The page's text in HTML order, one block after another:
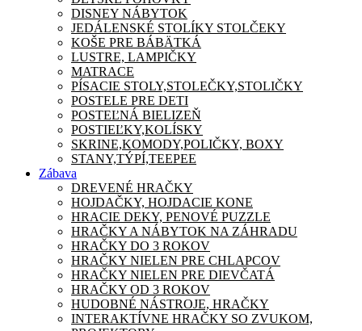
DISNEY NÁBYTOK
JEDÁLENSKÉ STOLÍKY STOLČEKY
KOŠE PRE BÁBÄTKÁ
LUSTRE, LAMPIČKY
MATRACE
PÍSACIE STOLY,STOLEČKY,STOLIČKY
POSTELE PRE DETI
POSTEĽNÁ BIELIZEŇ
POSTIEĽKY,KOLÍSKY
SKRINE,KOMODY,POLIČKY, BOXY
STANY,TÝPÍ,TEEPEE
Zábava
DREVENÉ HRAČKY
HOJDAČKY, HOJDACIE KONE
HRACIE DEKY, PENOVÉ PUZZLE
HRAČKY A NÁBYTOK NA ZÁHRADU
HRAČKY DO 3 ROKOV
HRAČKY NIELEN PRE CHLAPCOV
HRAČKY NIELEN PRE DIEVČATÁ
HRAČKY OD 3 ROKOV
HUDOBNÉ NÁSTROJE, HRAČKY
INTERAKTÍVNE HRAČKY SO ZVUKOM,